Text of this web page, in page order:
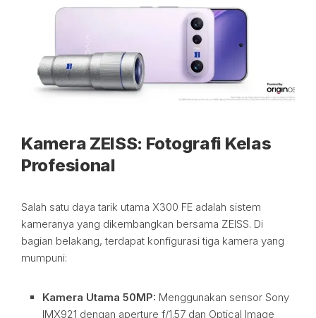
Kamera ZEISS: Fotografi Kelas
Profesional
Salah satu daya tarik utama X300 FE adalah sistem
kameranya yang dikembangkan bersama ZEISS. Di
bagian belakang, terdapat konfigurasi tiga kamera yang
mumpuni:
Kamera Utama 50MP: Menggunakan sensor Sony
IMX921 dengan aperture f/1.57 dan Optical Image